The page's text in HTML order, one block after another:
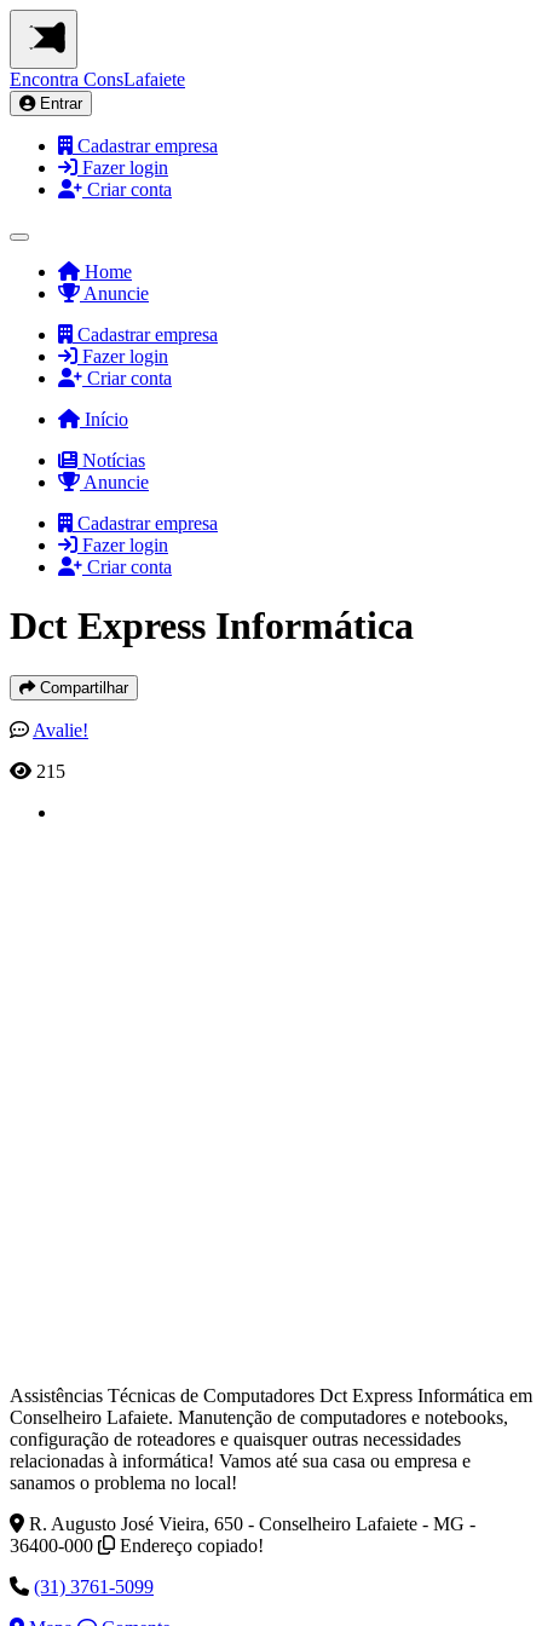
Encontra ConsLafaiete
Entrar
Cadastrar empresa
Fazer login
Criar conta
Home
Anuncie
Cadastrar empresa
Fazer login
Criar conta
Início
Notícias
Anuncie
Cadastrar empresa
Fazer login
Criar conta
Dct Express Informática
Compartilhar
Avalie!
215
Assistências Técnicas de Computadores Dct Express Informática em
Conselheiro Lafaiete. Manutenção de computadores e notebooks,
configuração de roteadores e quaisquer outras necessidades
relacionadas à informática! Vamos até sua casa ou empresa e
sanamos o problema no local!
R. Augusto José Vieira, 650 - Conselheiro Lafaiete - MG -
36400-000
Endereço copiado!
(31) 3761-5099